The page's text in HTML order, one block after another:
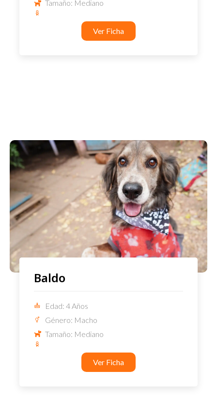
Tamaño: Mediano
Ver Ficha
Baldo
Edad: 4 Años
Género: Macho
Tamaño: Mediano
Ver Ficha